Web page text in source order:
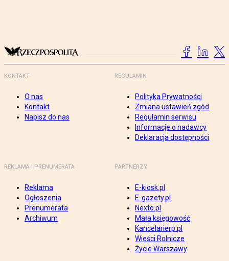
KONTAKT
O nas
Kontakt
Napisz do nas
REGULAMIN
Polityka Prywatności
Zmiana ustawień zgód
Regulamin serwisu
Informacje o nadawcy
Deklaracja dostępności
REKLAMA I PRENUMERATA
Reklama
Ogłoszenia
Prenumerata
Archiwum
PARTNERZY
E-kiosk.pl
E-gazety.pl
Nexto.pl
Mała księgowość
Kancelarierp.pl
Wieści Rolnicze
Życie Warszawy